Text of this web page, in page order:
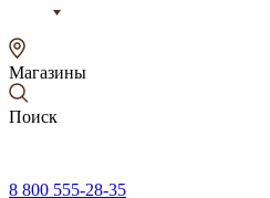
Магазины
Поиск
8 800 555-28-35